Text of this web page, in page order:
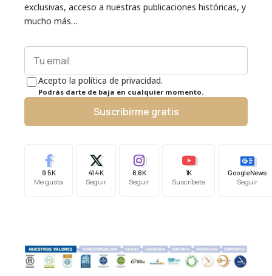
exclusivas, acceso a nuestras publicaciones históricas, y
mucho más…
Acepto la política de privacidad.
Podrás darte de baja en cualquier momento.
Suscribirme gratis
9.5K
Me gusta
41.4K
Seguir
6.6K
Seguir
1K
Suscríbete
Google News
Seguir